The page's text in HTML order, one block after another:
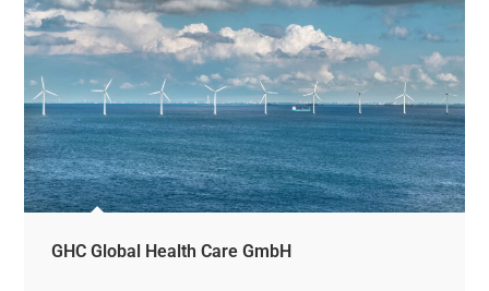
GHC Global Health Care GmbH